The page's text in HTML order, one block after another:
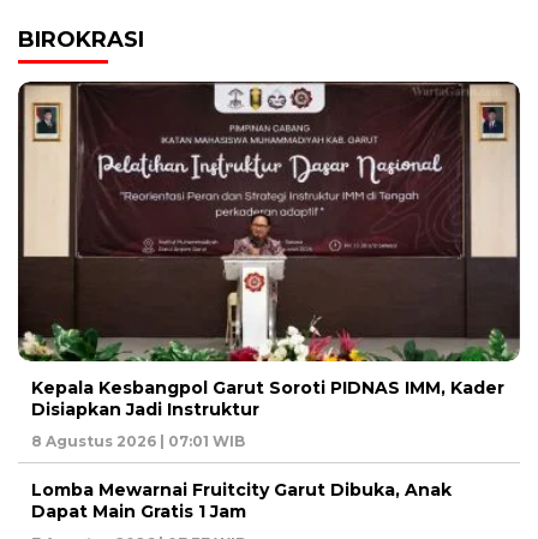
BIROKRASI
Kepala Kesbangpol Garut Soroti PIDNAS IMM, Kader
Disiapkan Jadi Instruktur
8 Agustus 2026 | 07:01 WIB
Lomba Mewarnai Fruitcity Garut Dibuka, Anak
Dapat Main Gratis 1 Jam